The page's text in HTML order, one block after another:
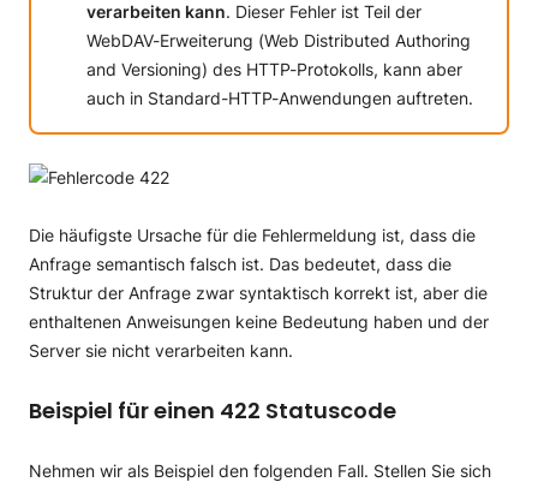
verarbeiten kann. Dieser Fehler ist Teil der
WebDAV-Erweiterung (Web Distributed Authoring
and Versioning) des HTTP-Protokolls, kann aber
auch in Standard-HTTP-Anwendungen auftreten.
Die häufigste Ursache für die Fehlermeldung ist, dass die
Anfrage semantisch falsch ist. Das bedeutet, dass die
Struktur der Anfrage zwar syntaktisch korrekt ist, aber die
enthaltenen Anweisungen keine Bedeutung haben und der
Server sie nicht verarbeiten kann.
Beispiel für einen 422 Statuscode
Nehmen wir als Beispiel den folgenden Fall. Stellen Sie sich